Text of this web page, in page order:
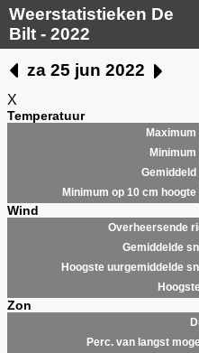
Weerstatistieken De
Bilt - 2022
za 25 jun 2022
X
Temperatuur
Maximum
Minimum
Gemiddeld
Minimum op 10 cm hoogte
Wind
Overheersende
Gemiddelde
Hoogste uurgemiddelde
Zon
Perc. van langst